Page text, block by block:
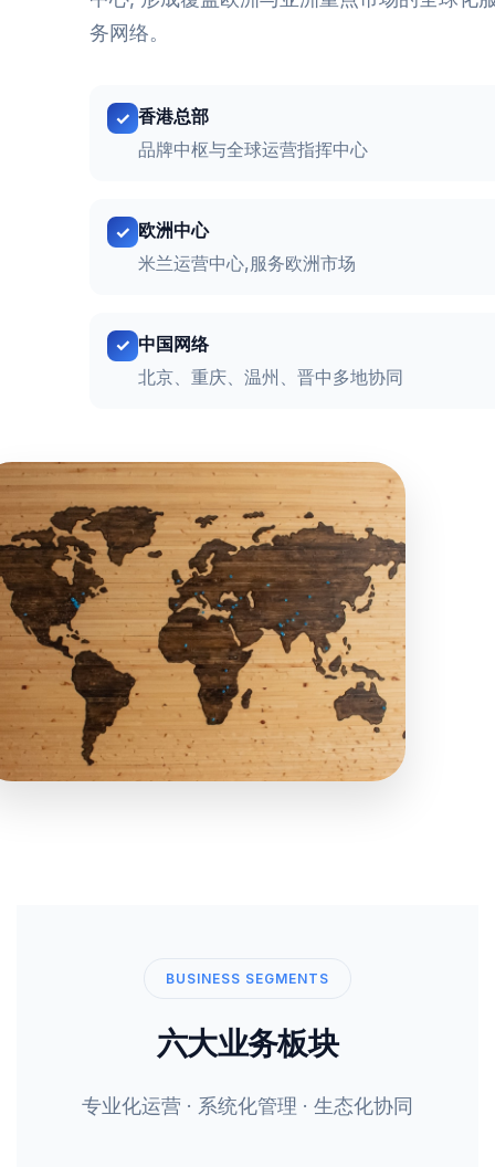
务网络。
香港总部
品牌中枢与全球运营指挥中心
欧洲中心
米兰运营中心,服务欧洲市场
中国网络
北京、重庆、温州、晋中多地协同
BUSINESS SEGMENTS
六大业务板块
专业化运营 · 系统化管理 · 生态化协同